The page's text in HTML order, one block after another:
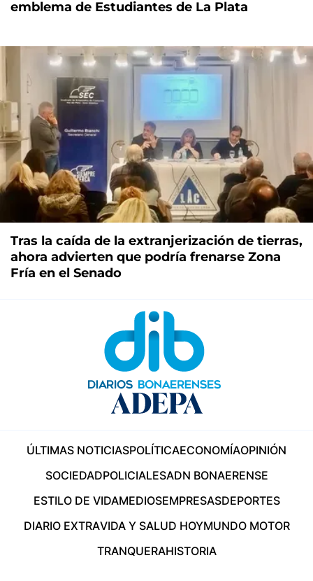
emblema de Estudiantes de La Plata
Tras la caída de la extranjerización de tierras,
ahora advierten que podría frenarse Zona
Fría en el Senado
ÚLTIMAS NOTICIASPOLÍTICAECONOMÍAOPINIÓN
SOCIEDADPOLICIALESADN BONAERENSE
ESTILO DE VIDAMEDIOSEMPRESASDEPORTES
DIARIO EXTRAVIDA Y SALUD HOYMUNDO MOTOR
TRANQUERAHISTORIA